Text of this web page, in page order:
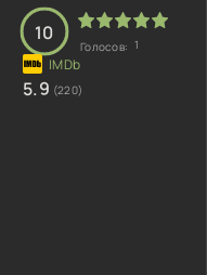
10
Голосов: 1
5.9 (220)